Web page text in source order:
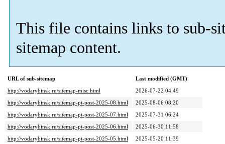
This file contains links to sub-
sitemap content.
URL of sub-sitemap
Last modified (GMT)
http://vodarybinsk.ru/sitemap-misc.html
2026-07-22 04:49
http://vodarybinsk.ru/sitemap-pt-post-2025-08.html
2025-08-06 08:20
http://vodarybinsk.ru/sitemap-pt-post-2025-07.html
2025-07-31 06:24
http://vodarybinsk.ru/sitemap-pt-post-2025-06.html
2025-06-30 11:58
http://vodarybinsk.ru/sitemap-pt-post-2025-05.html
2025-05-20 11:39